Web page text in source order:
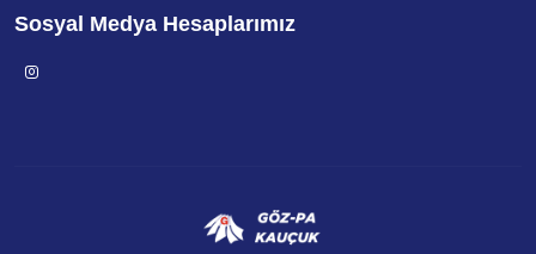
Sosyal Medya Hesaplarımız